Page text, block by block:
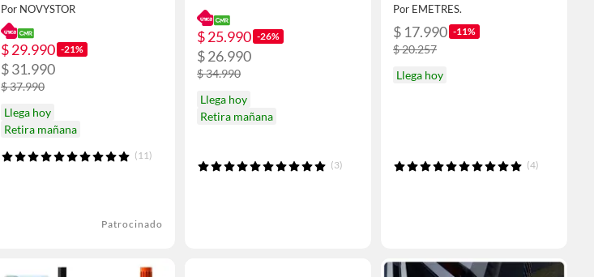
Por NOVYSTOR
$ 29.990 -21%
$ 31.990
$ 37.990
Llega hoy
Retira mañana
(11)
Patrocinado
$ 25.990 -26%
$ 26.990
$ 34.990
Llega hoy
Retira mañana
(3)
Por EMETRES.
$ 17.990 -11%
$ 20.257
Llega hoy
(4)